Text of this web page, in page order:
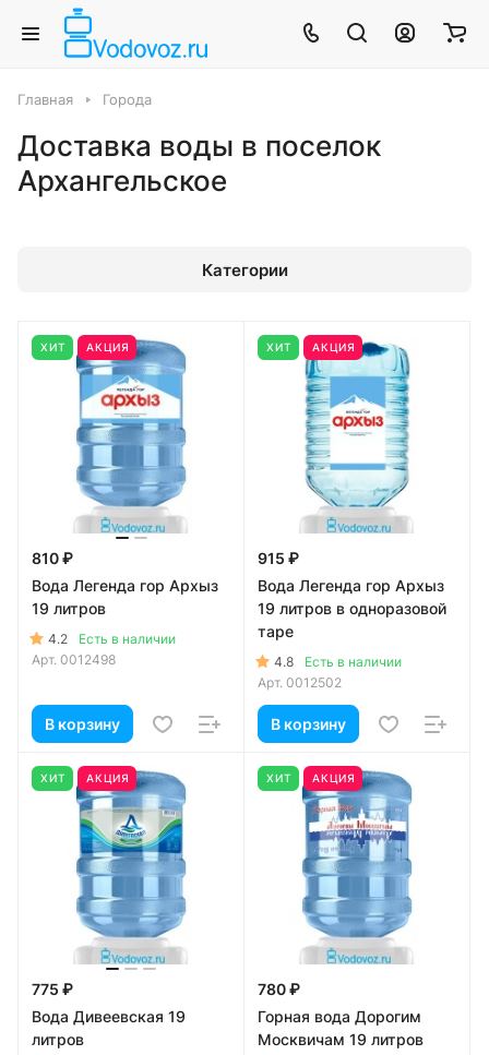
Главная Города
Доставка воды в поселок
Архангельское
Категории
ХИТ АКЦИЯ
810 ₽
Вода Легенда гор Архыз
19 литров
4.2
Есть в наличии
Арт. 0012498
В корзину
ХИТ АКЦИЯ
915 ₽
Вода Легенда гор Архыз
19 литров в одноразовой
таре
4.8
Есть в наличии
Арт. 0012502
В корзину
ХИТ АКЦИЯ
775 ₽
Вода Дивеевская 19
литров
ХИТ АКЦИЯ
780 ₽
Горная вода Дорогим
Москвичам 19 литров